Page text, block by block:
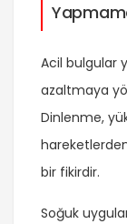
Acil bulgular
azaltmaya
Dinlenme,
bir fikirdir.
Soğuk